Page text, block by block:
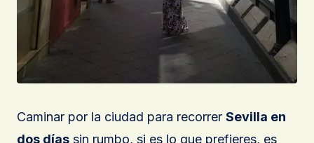
Caminar por la ciudad para recorrer Sevilla en
dos días sin rumbo, si es lo que prefieres, es